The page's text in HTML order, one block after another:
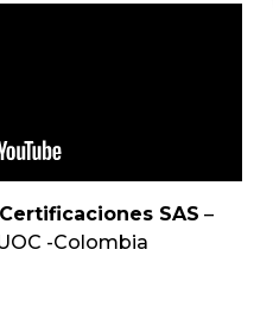
SAS –
-Colombia